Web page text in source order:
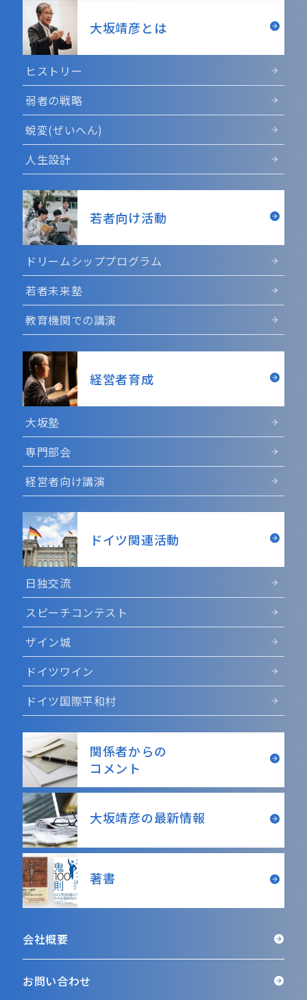
大坂靖彦とは
ヒストリー
弱者の戦略
蛻変(ぜいへん)
人生設計
若者向け活動
ドリームシッププログラム
若者未来塾
教育機関での講演
経営者育成
大坂塾
専門部会
経営者向け講演
ドイツ関連活動
日独交流
スピーチコンテスト
ザイン城
ドイツワイン
ドイツ国際平和村
関係者からの
コメント
大坂靖彦の最新情報
著書
会社概要
お問い合わせ